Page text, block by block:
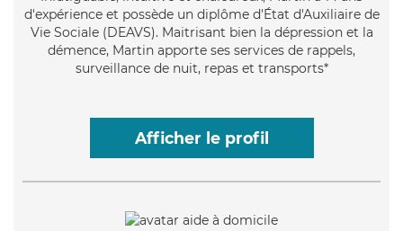
d'expérience et possède un diplôme d'État d'Auxiliaire de
Vie Sociale (DEAVS). Maitrisant bien la dépression et la
démence, Martin apporte ses services de rappels,
surveillance de nuit, repas et transports*
Afficher le profil